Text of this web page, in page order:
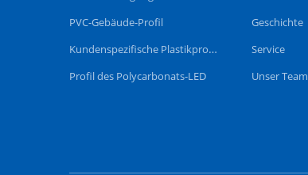
PVC-Gebäude-Profil
Kundenspezifische Plastikprofile
Profil des Polycarbonats-LED
Geschichte
Service
Unser Team